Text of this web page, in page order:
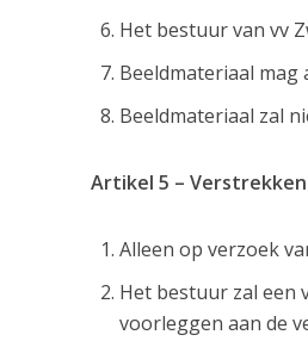
Het bestuur van vv
Beeldmateriaal
Beeldmateriaal zal
Artikel 5 –
Alleen op verzoek
Het bestuur zal een
voorleggen aan de